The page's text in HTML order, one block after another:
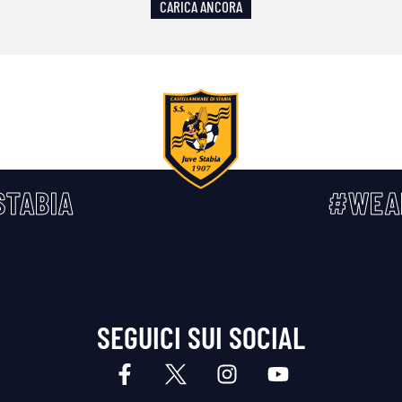
CARICA ANCORA
SEGUICI SUI SOCIAL